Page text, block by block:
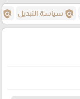
policy سياسة التبديل policy